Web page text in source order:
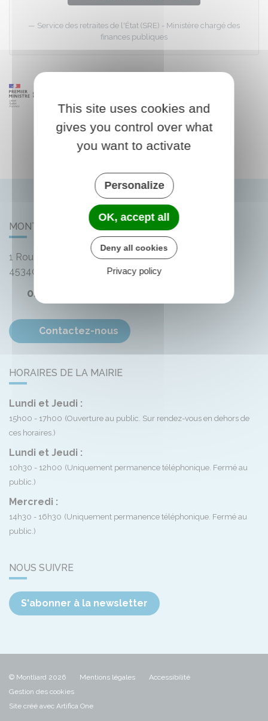
Service des retraites de l'État (SRE) - Ministère chargé des
finances publiques
MONTLIARD
1 Route de Bellegarde
45340
02 38 33 72 59
Contactez-nous
HORAIRES DE LA MAIRIE
Lundi et Jeudi :
15h00 - 17h00 (Ouverture au public. Sur rendez-vous en dehors de
ces horaires.)
Lundi et Jeudi :
10h30 - 12h00 (Uniquement permanence téléphonique. Fermé au
public.)
Mercredi :
14h30 - 16h30 (Uniquement permanence téléphonique. Fermé au
public.)
NOUS SUIVRE
S'abonner à la newsletter
© Montliard 2026 Mentions légales
Accessibilité
Gestion des cookies
Site créé avec Artifica One
This site uses cookies and
gives you control over what
you want to activate
Personalize
OK, accept all
Deny all cookies
Privacy policy